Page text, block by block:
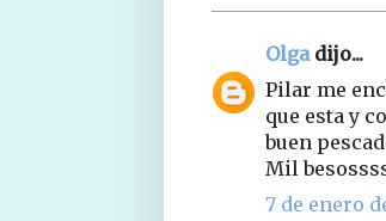
Olgadijo...
Pilar me
que esta y
buen
Mil
7 de enero